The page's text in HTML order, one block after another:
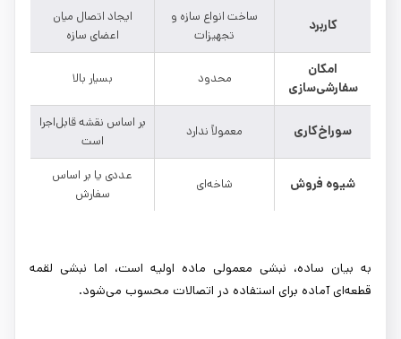
کاربرد
ساخت انواع سازه و
تجهیزات
ایجاد اتصال میان
اعضای سازه
امکان
سفارشی‌سازی
محدود بسیار بالا
سوراخ‌کاری معمولاً ندارد
بر اساس نقشه قابل‌اجرا
است
شیوه فروش شاخه‌ای
عددی یا بر اساس
سفارش
به بیان ساده، نبشی معمولی ماده اولیه است، اما نبشی لقمه
قطعه‌ای آماده برای استفاده در اتصالات محسوب می‌شود.